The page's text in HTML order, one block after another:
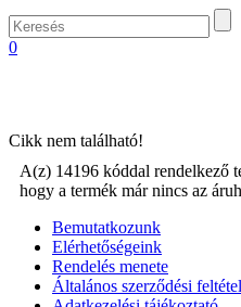
0
Cikk nem található!
A(z) 14196 kóddal rendelkező
hogy a termék már nincs az
Bemutatkozunk
Elérhetőségeink
Rendelés menete
Általános szerződési